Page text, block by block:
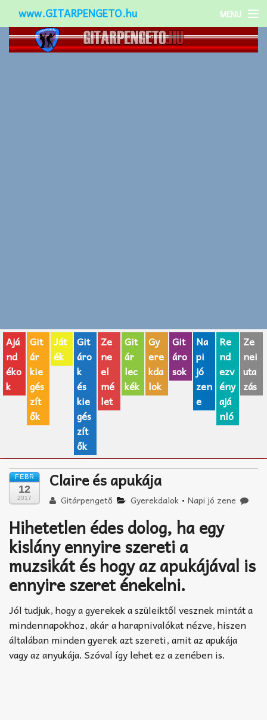
www.GITARPENGETO.hu MENU
Népszerű-
AJÁNDÉK ÖTLETEK
Vicces
GITÁR MÁRKÁK
TOP100 nóta
Zeneiskolák
Zeneszerzés alapjai
Akkord-kotta
TABok
Improvizáció
Ajá
nd
éko
k
Git
ár
kie
gés
zít
ők
Ját
ék
Git
áro
k
és
kie
gés
zít
ők
Ze
ne
el
mé
let
Git
ár
lec
kék
Gy
ere
kda
lok
Git
áro
sok
Na
pi
jó
zen
e
Re
nd
ezv
ény
ajá
nló
Ze
nei
uta
zás
FEBR
12
2017
Claire és apukája
Gitárpengető Gyerekdalok •Napi jó zene
Hihetetlen édes dolog, ha egy
kislány ennyire szereti a
muzsikát és hogy az apukájával is
ennyire szeret énekelni.
Jól tudjuk, hogy a gyerekek a szüleiktől vesznek mintát a
mindennapokhoz, akár a harapnivalókat nézve, hiszen
általában minden gyerek azt szereti, amit az apukája
vagy az anyukája. Szóval így lehet ez a zenében is.